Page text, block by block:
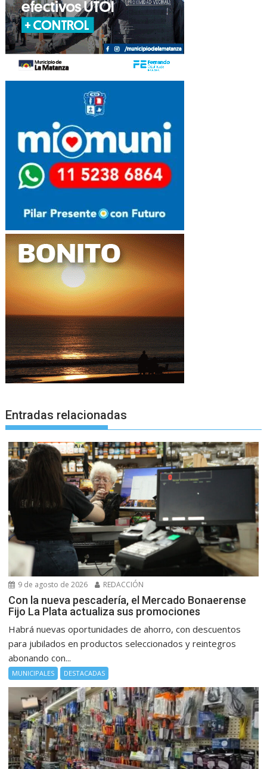
Entradas relacionadas
9 de agosto de 2026 REDACCIÓN
Con la nueva pescadería, el Mercado Bonaerense
Fijo La Plata actualiza sus promociones
Habrá nuevas oportunidades de ahorro, con descuentos
para jubilados en productos seleccionados y reintegros
abonando con...
MUNICIPALES DESTACADAS